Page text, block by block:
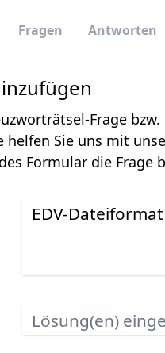
Fragen Antworten
Frage
helfen Sie uns mit
Formular die Frage